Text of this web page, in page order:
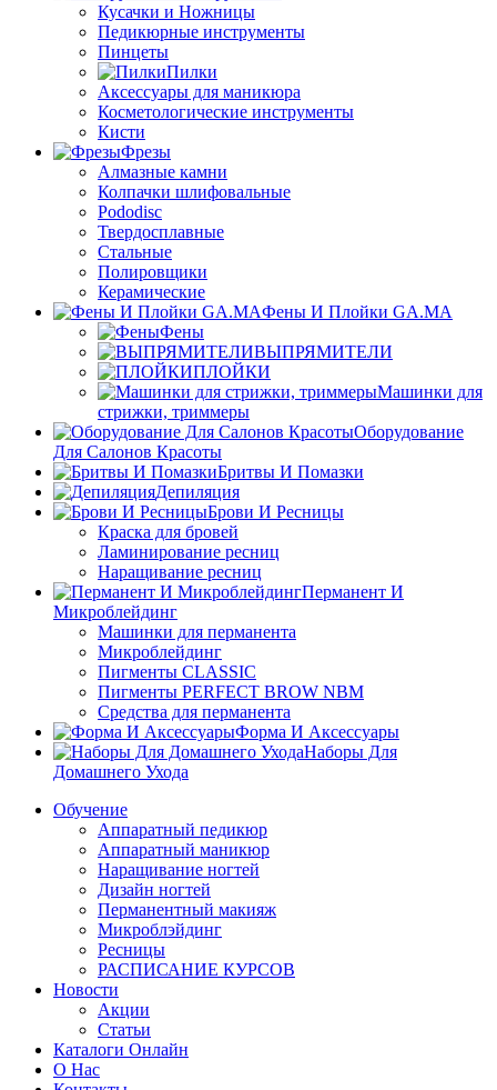
Кусачки и Ножницы
Педикюрные инструменты
Пинцеты
Пилки
Аксессуары для маникюра
Косметологические инструменты
Кисти
Фрезы
Алмазные камни
Колпачки шлифовальные
Pododisc
Твердосплавные
Стальные
Полировщики
Керамические
Фены И Плойки GA.MA
Фены
ВЫПРЯМИТЕЛИ
ПЛОЙКИ
Машинки для
стрижки, триммеры
Оборудование
Для Салонов Красоты
Бритвы И Помазки
Депиляция
Брови И Ресницы
Краска для бровей
Ламинирование ресниц
Наращивание ресниц
Перманент И
Микроблейдинг
Машинки для перманента
Микроблейдинг
Пигменты CLASSIC
Пигменты PERFECT BROW NBM
Средства для перманента
Форма И Аксессуары
Наборы Для
Домашнего Ухода
Обучение
Аппаратный педикюр
Аппаратный маникюр
Наращивание ногтей
Дизайн ногтей
Перманентный макияж
Микроблэйдинг
Ресницы
РАСПИСАНИЕ КУРСОВ
Новости
Акции
Статьи
Каталоги Онлайн
О Нас